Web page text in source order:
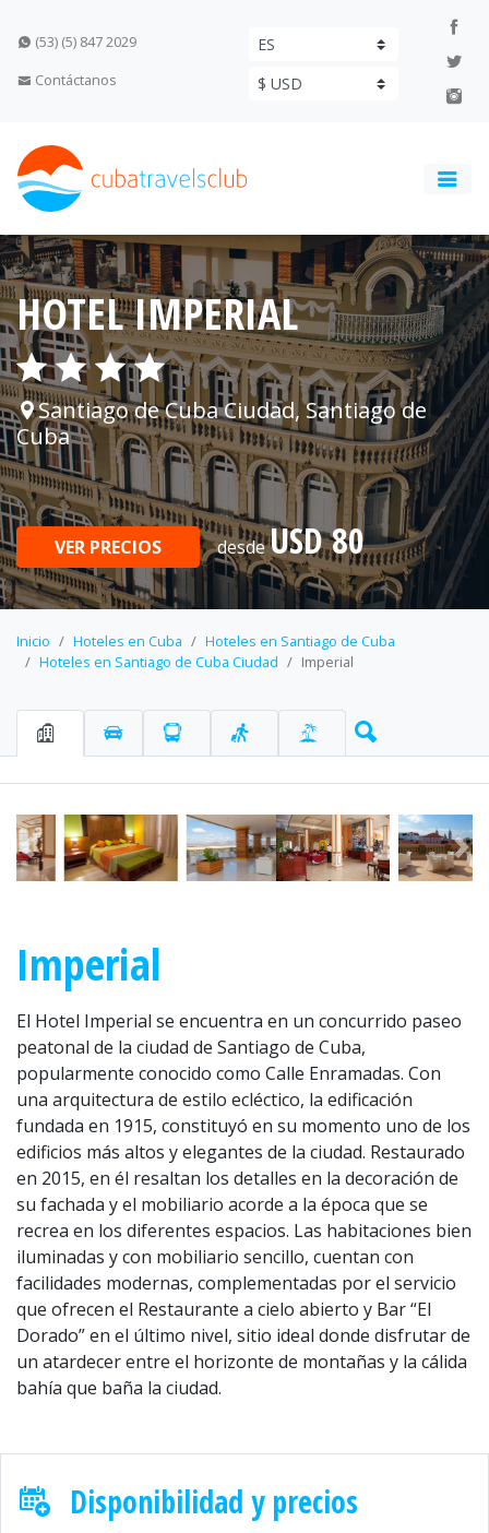
(53) (5) 847 2029
Contáctanos
HOTEL IMPERIAL
Santiago de Cuba Ciudad, Santiago de
Cuba
VER PRECIOS desdeUSD 80
Inicio Hoteles en Cuba
Hoteles en Santiago de Cuba
Hoteles en Santiago de Cuba Ciudad
Imperial
Anterior
Imperial
El Hotel Imperial se encuentra en un concurrido paseo
peatonal de la ciudad de Santiago de Cuba,
popularmente conocido como Calle Enramadas. Con
una arquitectura de estilo ecléctico, la edificación
fundada en 1915, constituyó en su momento uno de los
edificios más altos y elegantes de la ciudad. Restaurado
en 2015, en él resaltan los detalles en la decoración de
su fachada y el mobiliario acorde a la época que se
recrea en los diferentes espacios. Las habitaciones bien
iluminadas y con mobiliario sencillo, cuentan con
facilidades modernas, complementadas por el servicio
que ofrecen el Restaurante a cielo abierto y Bar “El
Dorado” en el último nivel, sitio ideal donde disfrutar de
un atardecer entre el horizonte de montañas y la cálida
bahía que baña la ciudad.
Disponibilidad y precios